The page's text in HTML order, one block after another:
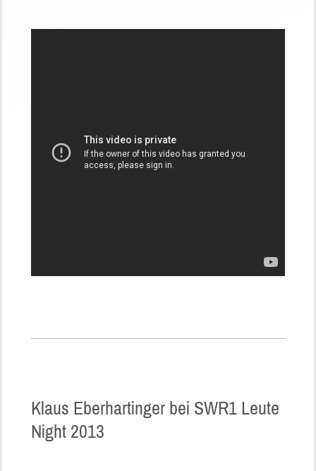
Klaus Eberhartinger bei SWR1 Leute
Night 2013